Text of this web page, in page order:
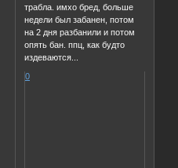
трабла. имхо бред, больше
недели был забанен, потом
на 2 дня разбанили и потом
опять бан. ппц, как будто
издеваются...
0